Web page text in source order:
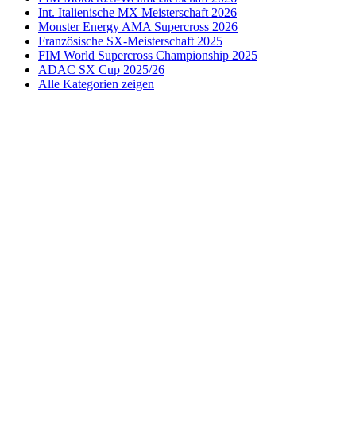
Int. Italienische MX Meisterschaft 2026
Monster Energy AMA Supercross 2026
Französische SX-Meisterschaft 2025
FIM World Supercross Championship 2025
ADAC SX Cup 2025/26
Alle Kategorien zeigen